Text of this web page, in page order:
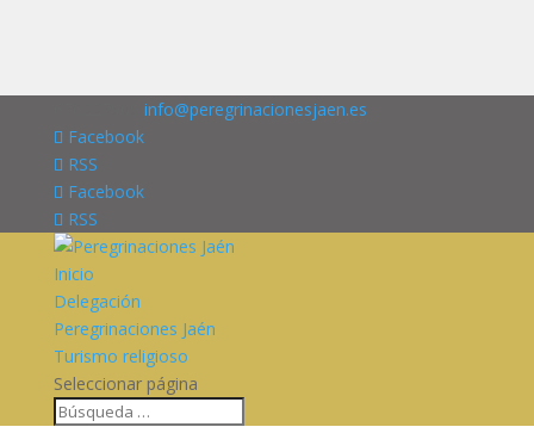
info@peregrinacionesjaen.es
Facebook
RSS
Facebook
RSS
Inicio
Delegación
Peregrinaciones Jaén
Turismo religioso
Seleccionar página